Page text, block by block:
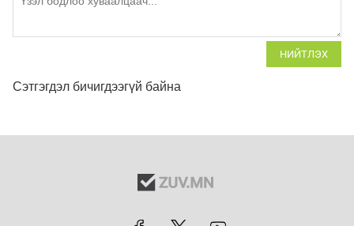
НИЙТЛЭХ
Сэтгэгдэл бичигдээгүй байна